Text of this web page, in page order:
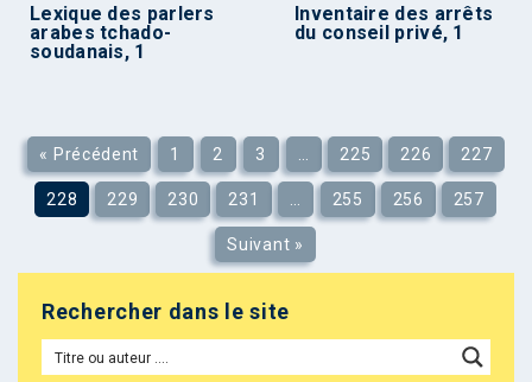
Lexique des parlers
arabes tchado-
soudanais, 1
Inventaire des arrêts
du conseil privé, 1
« Précédent 1 2 3 225 226 227
228 229 230 231 255 256 257
Suivant »
Rechercher dans le site